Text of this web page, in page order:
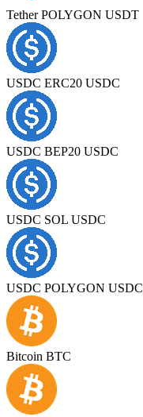
Tether POLYGON USDT
USDC ERC20 USDC
USDC BEP20 USDC
USDC SOL USDC
USDC POLYGON USDC
Bitcoin BTC